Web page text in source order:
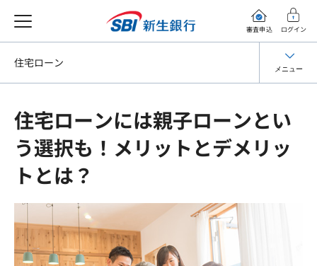
審査申込 ログイン
住宅ローンには親子ローンとい
う選択も！メリットとデメリッ
トとは？
住宅ローン メニュー